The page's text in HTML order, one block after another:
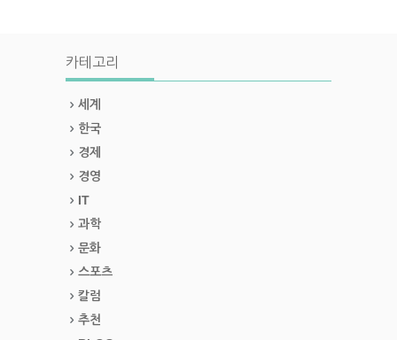
카테고리
세계
한국
경제
경영
IT
과학
문화
스포츠
칼럼
추천